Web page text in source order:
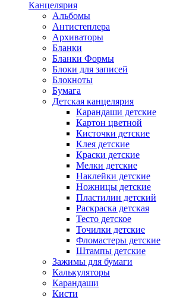
Канцелярия
Альбомы
Антистеплера
Архиваторы
Бланки
Бланки Формы
Блоки для записей
Блокноты
Бумага
Детская канцелярия
Карандаши детские
Картон цветной
Кисточки детские
Клея детские
Краски детские
Мелки детские
Наклейки детские
Ножницы детские
Пластилин детский
Раскраска детская
Тесто детское
Точилки детские
Фломастеры детские
Штампы детские
Зажимы для бумаги
Калькуляторы
Карандаши
Кисти